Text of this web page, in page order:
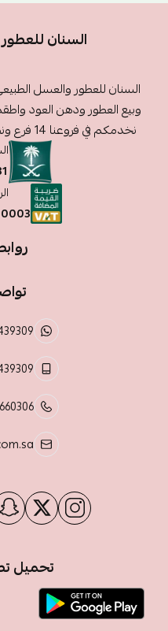
السنان
وبيع العطور ودهن العود
نخدمكم في فروعنا 14 فرع ونطمح في التوسع في جميع المملكة
تحميل